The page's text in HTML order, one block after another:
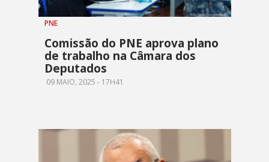
PNE
Comissão do PNE aprova plano
de trabalho na Câmara dos
Deputados
09 MAIO, 2025 - 17H41